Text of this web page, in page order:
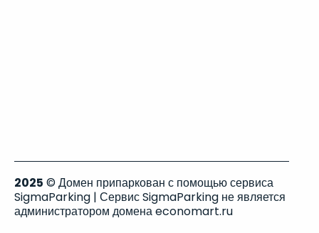
2025 © Домен припаркован с помощью сервиса
SigmaParking | Сервис SigmaParking не является
администратором домена economart.ru